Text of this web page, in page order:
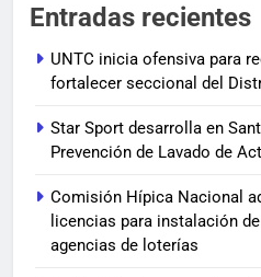
Entradas recientes
UNTC inicia ofensiva para
fortalecer seccional del
Star Sport desarrolla en
Prevención de Lavado de
Comisión Hípica Nacional
licencias para instalación
agencias de loterías